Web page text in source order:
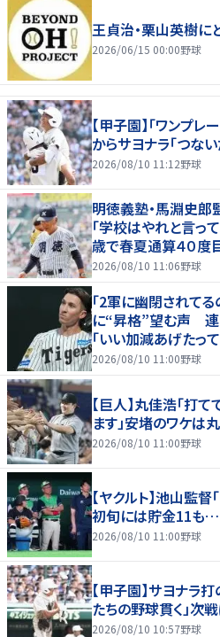
王貞治・栗山英樹に
2026/06/15 00:00野球
【甲子園】「ワンプ
からサヨナラ「つな
2026/08/10 11:12野球
明徳義塾・馬淵史郎
「学校はやれと言っ
歳で春夏通算４０
2026/08/10 11:06野球
「2軍に幽閉されて
に“昇格”望む声 連
「いい加減あげたって
2026/08/10 11:00野球
【巨人】丸佳浩「打
ます」安堵のワケは
2026/08/10 11:00野球
【ヤクルト】池山監
初旬には貯金11も…
2026/08/10 11:00野球
【甲子園】サヨナラ
たちの野球貫く」次
2026/08/10 10:57野球